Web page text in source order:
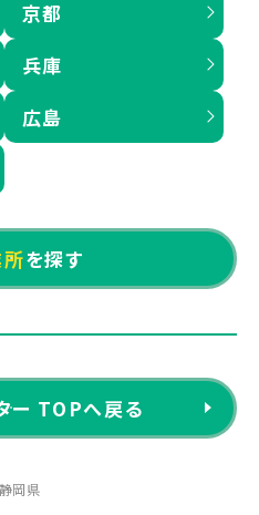
京都
兵庫
広島
を探す
ー TOPへ戻る
岡県